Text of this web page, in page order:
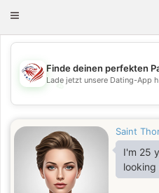
Toggle
💖
Finde deinen perfekten
Lade jetzt unsere Dating-App
Saint
I'm 25